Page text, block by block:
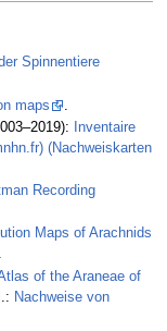
Spinnentiere
maps
Inventaire
(Nachweiskarten
Recording
Maps of Arachnids
.
of the Araneae of
.: Nachweise von